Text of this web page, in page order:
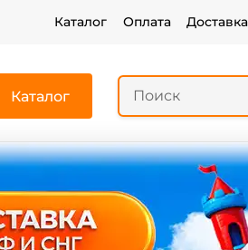
Каталог Оплата Доставка
Каталог